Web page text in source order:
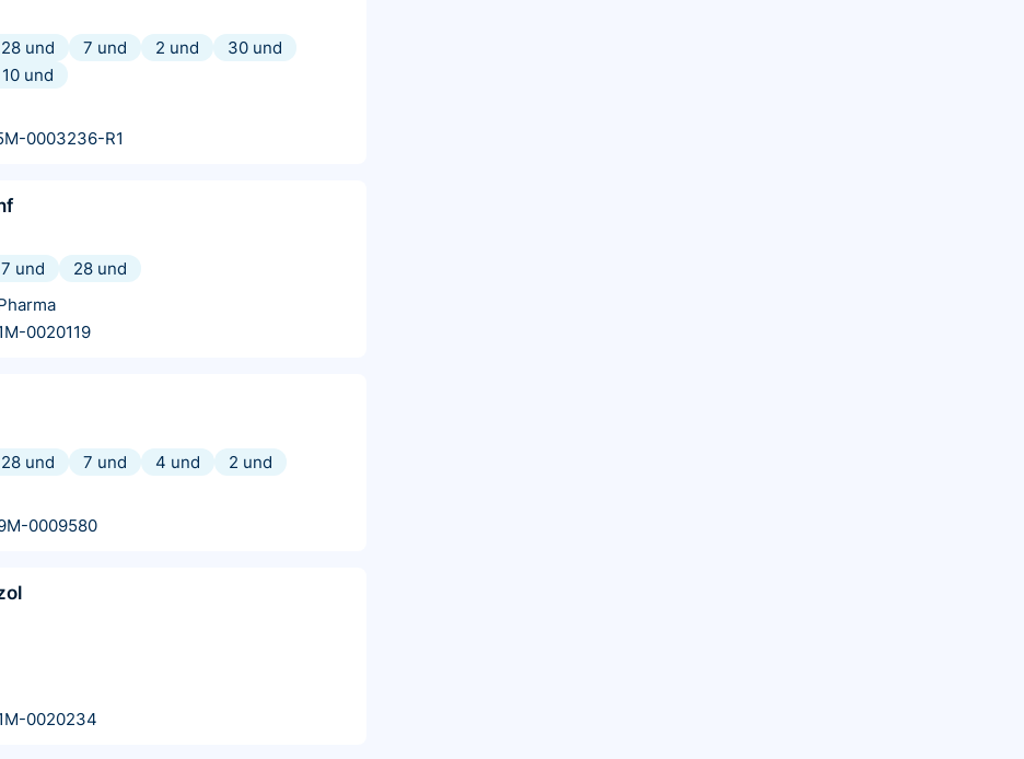
28 und 7 und 2 und
30 und
10 und
0003236-R1
7 und
28 und
0020119
28 und 7 und 4 und
2 und
0009580
0020234